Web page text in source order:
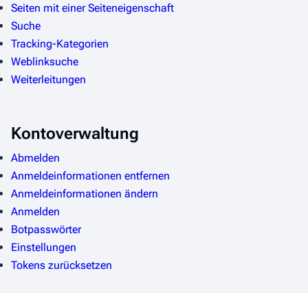
Seiten mit einer Seiteneigenschaft
Suche
Tracking-Kategorien
Weblinksuche
Weiterleitungen
Kontoverwaltung
Abmelden
Anmeldeinformationen entfernen
Anmeldeinformationen ändern
Anmelden
Botpasswörter
Einstellungen
Tokens zurücksetzen